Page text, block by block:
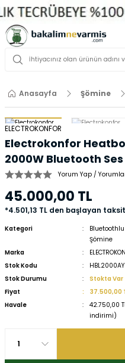
Anasayfa Şömine
ELECTROKONFOR
Electrokonfor
2000W Bluetooth
Yorum Yap /
45.000,00 TL
*4.501,13 TL den başlayan
Kategori
Şömine
Marka
Stok Kodu
HBL2000AY
Stok Durumu
Stokta Var
Fiyat
37.500,00
Havale
42.750,00
indirimi)